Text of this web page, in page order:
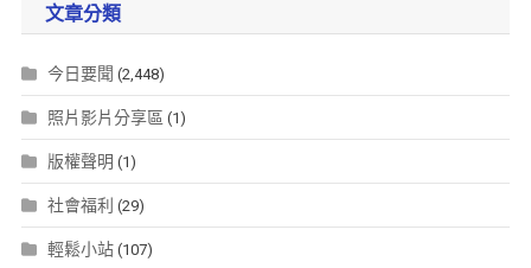
文章分類
今日要聞 (2,448)
照片影片分享區 (1)
版權聲明 (1)
社會福利 (29)
輕鬆小站(107)